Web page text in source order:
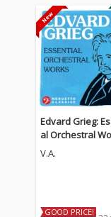
Edvard Grieg:
al Orchestral
V.A.
GOOD PRICE!